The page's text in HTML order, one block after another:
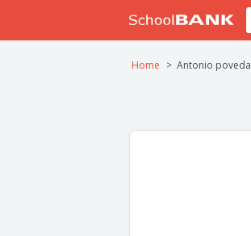
Home Antonio